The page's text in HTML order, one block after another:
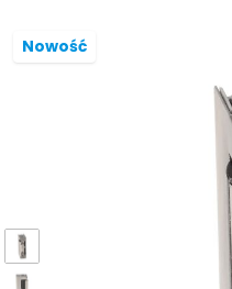
Nowość